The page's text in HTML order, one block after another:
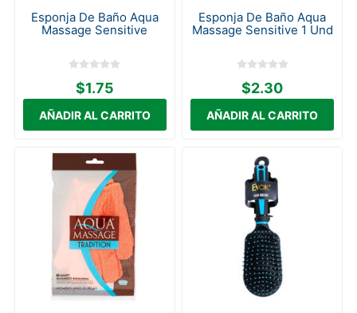
Esponja De Baño Aqua
Massage Sensitive
$1.75
Esponja De Baño Aqua
Massage Sensitive 1 Und
$2.30